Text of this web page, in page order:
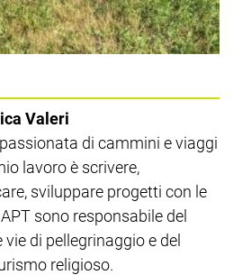
Valeri
di cammini e viaggi
lavoro è scrivere,
sviluppare progetti con le
sono responsabile del
di pellegrinaggio e del
religioso.